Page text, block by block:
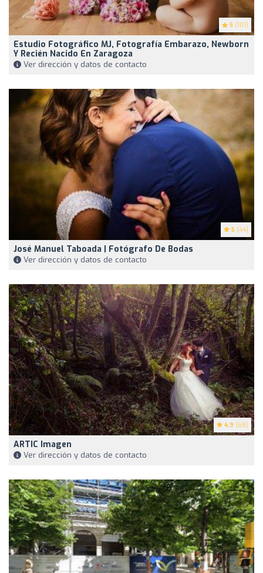
5 (101)
Estudio Fotográfico MJ, Fotografía Embarazo, Newborn
Y Recién Nacido En Zaragoza
Ver dirección y datos de contacto
5 (44)
José Manuel Taboada | Fotógrafo De Bodas
Ver dirección y datos de contacto
4.9 (68)
ARTIC Imagen
Ver dirección y datos de contacto